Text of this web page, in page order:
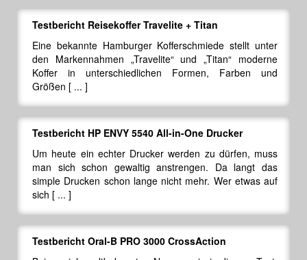
Testbericht Reisekoffer Travelite + Titan
Eine bekannte Hamburger Kofferschmiede stellt unter
den Markennahmen „Travelite“ und „Titan“ moderne
Koffer in unterschiedlichen Formen, Farben und
Größen [ ... ]
Testbericht HP ENVY 5540 All-in-One Drucker
Um heute ein echter Drucker werden zu dürfen, muss
man sich schon gewaltig anstrengen. Da langt das
simple Drucken schon lange nicht mehr. Wer etwas auf
sich [ ... ]
Testbericht Oral-B PRO 3000 CrossAction